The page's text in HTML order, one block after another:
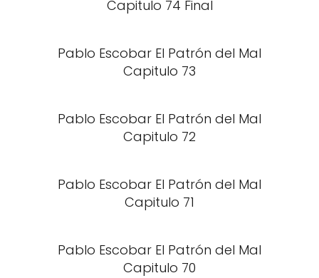
Capitulo 74 Final
Pablo Escobar El Patrón del Mal
Capitulo 73
Pablo Escobar El Patrón del Mal
Capitulo 72
Pablo Escobar El Patrón del Mal
Capitulo 71
Pablo Escobar El Patrón del Mal
Capitulo 70